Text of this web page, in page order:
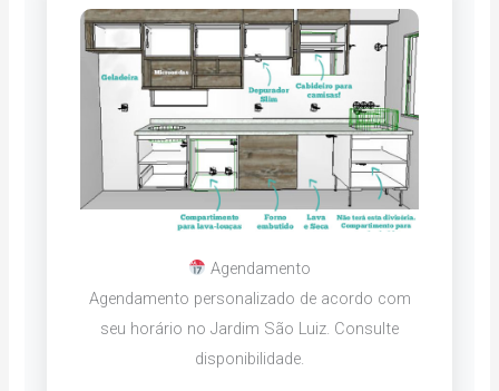
Agendamento
Agendamento personalizado de acordo com
seu horário no Jardim São Luiz. Consulte
disponibilidade.